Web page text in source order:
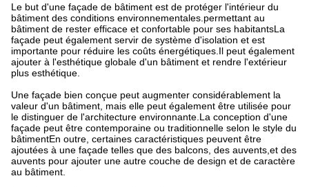
Le but d'une façade de bâtiment est de protéger l'intérieur du
bâtiment des conditions environnementales.permettant au
bâtiment de rester efficace et confortable pour ses habitantsLa
façade peut également servir de système d'isolation et est
importante pour réduire les coûts énergétiques.Il peut également
ajouter à l'esthétique globale d'un bâtiment et rendre l'extérieur
plus esthétique.
Une façade bien conçue peut augmenter considérablement la
valeur d'un bâtiment, mais elle peut également être utilisée pour
le distinguer de l'architecture environnante.La conception d'une
façade peut être contemporaine ou traditionnelle selon le style du
bâtimentEn outre, certaines caractéristiques peuvent être
ajoutées à une façade telles que des balcons, des auvents,et des
auvents pour ajouter une autre couche de design et de caractère
au bâtiment.